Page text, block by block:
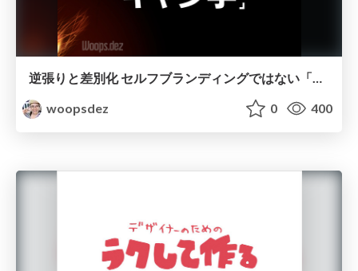
逆張りと差別化 セルフブランディングではない「キャラ学」
woopsdez
0 400